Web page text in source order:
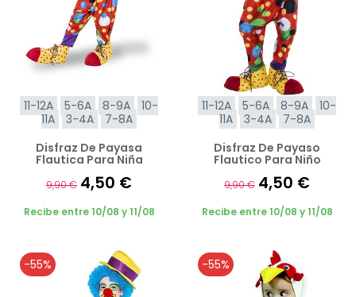
11-12A 5-6A 8-9A
10-
11A
3-4A
7-8A
Disfraz De Payasa
Flautica Para Niña
9,90 € 4,50 €
Recibe entre 10/08 y 11/08
11-12A 5-6A 8-9A
10-
11A
3-4A
7-8A
Disfraz De Payaso
Flautico Para Niño
9,90 € 4,50 €
Recibe entre 10/08 y 11/08
-55% -55%